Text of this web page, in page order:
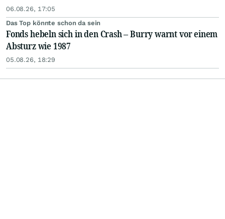
06.08.26, 17:05
Das Top könnte schon da sein
Fonds hebeln sich in den Crash – Burry warnt vor einem
Absturz wie 1987
05.08.26, 18:29